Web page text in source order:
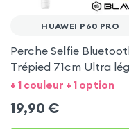
HUAWEI P60 PRO
Perche Selfie
Trépied 71cm Ultra
Blanc pour Huawei P60
+ 1 couleur + 1 option
19,90 €